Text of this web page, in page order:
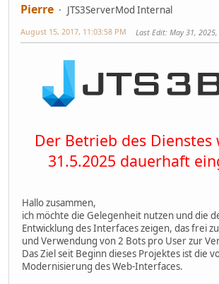
Pierre JTS3ServerMod Internal
August 15, 2017, 11:03:58 PM Last Edit: May 31,
Der Betrieb des Dienstes
31.5.2025 dauerhaft
Hallo zusammen,
ich möchte die Gelegenheit nutzen und die
Entwicklung des Interfaces zeigen, das frei
und Verwendung von 2 Bots pro User zur
Das Ziel seit Beginn dieses Projektes ist die
Modernisierung des Web-Interfaces.